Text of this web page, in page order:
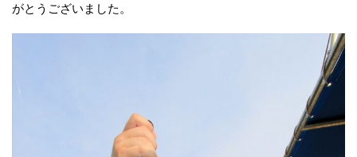
がとうございました。